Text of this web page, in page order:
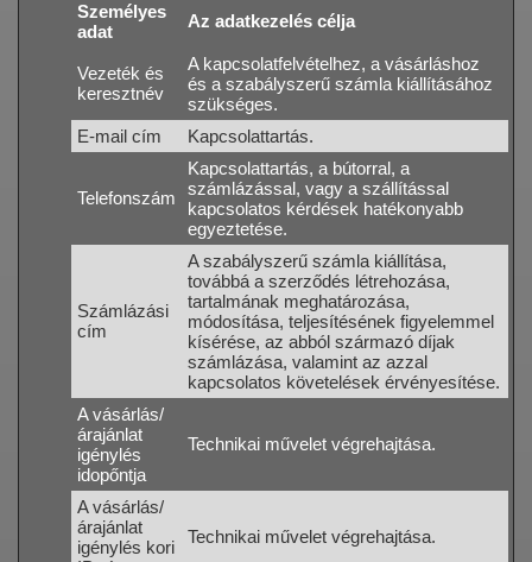
Személyes
adat
Az adatkezelés célja
Vezeték és
keresztnév
A kapcsolatfelvételhez, a vásárláshoz
és a szabályszerű számla kiállításához
szükséges.
E-mail cím
Kapcsolattartás.
Telefonszám
Kapcsolattartás, a bútorral, a
számlázással, vagy a szállítással
kapcsolatos kérdések hatékonyabb
egyeztetése.
Számlázási
cím
A szabályszerű számla kiállítása,
továbbá a szerződés létrehozása,
tartalmának meghatározása,
módosítása, teljesítésének figyelemmel
kísérése, az abból származó díjak
számlázása, valamint az azzal
kapcsolatos követelések érvényesítése.
A vásárlás/
árajánlat
igénylés
idopőntja
Technikai művelet végrehajtása.
A vásárlás/
árajánlat
igénylés kori
Technikai művelet végrehajtása.